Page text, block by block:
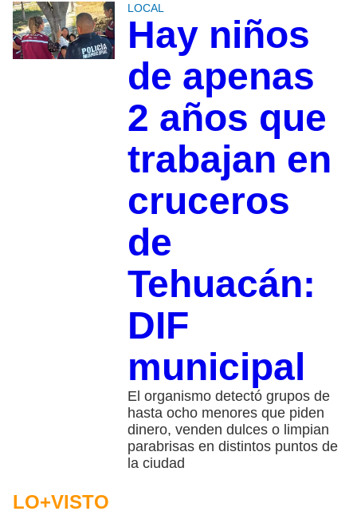
LOCAL
Hay niños
de apenas
2 años que
trabajan en
cruceros
de
Tehuacán:
DIF
municipal
El organismo detectó grupos de
hasta ocho menores que piden
dinero, venden dulces o limpian
parabrisas en distintos puntos de
la ciudad
LO+VISTO